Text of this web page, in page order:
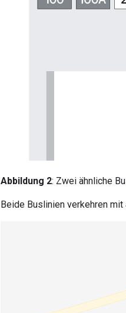
Abbildung 2: Zwei ähnliche
Beide Buslinien verkehren